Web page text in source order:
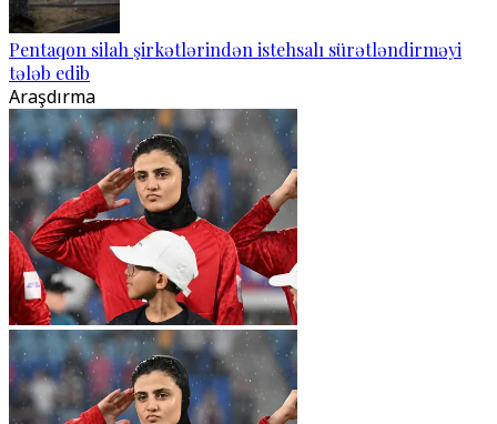
Pentaqon silah şirkətlərindən istehsalı sürətləndirməyi
tələb edib
Araşdırma